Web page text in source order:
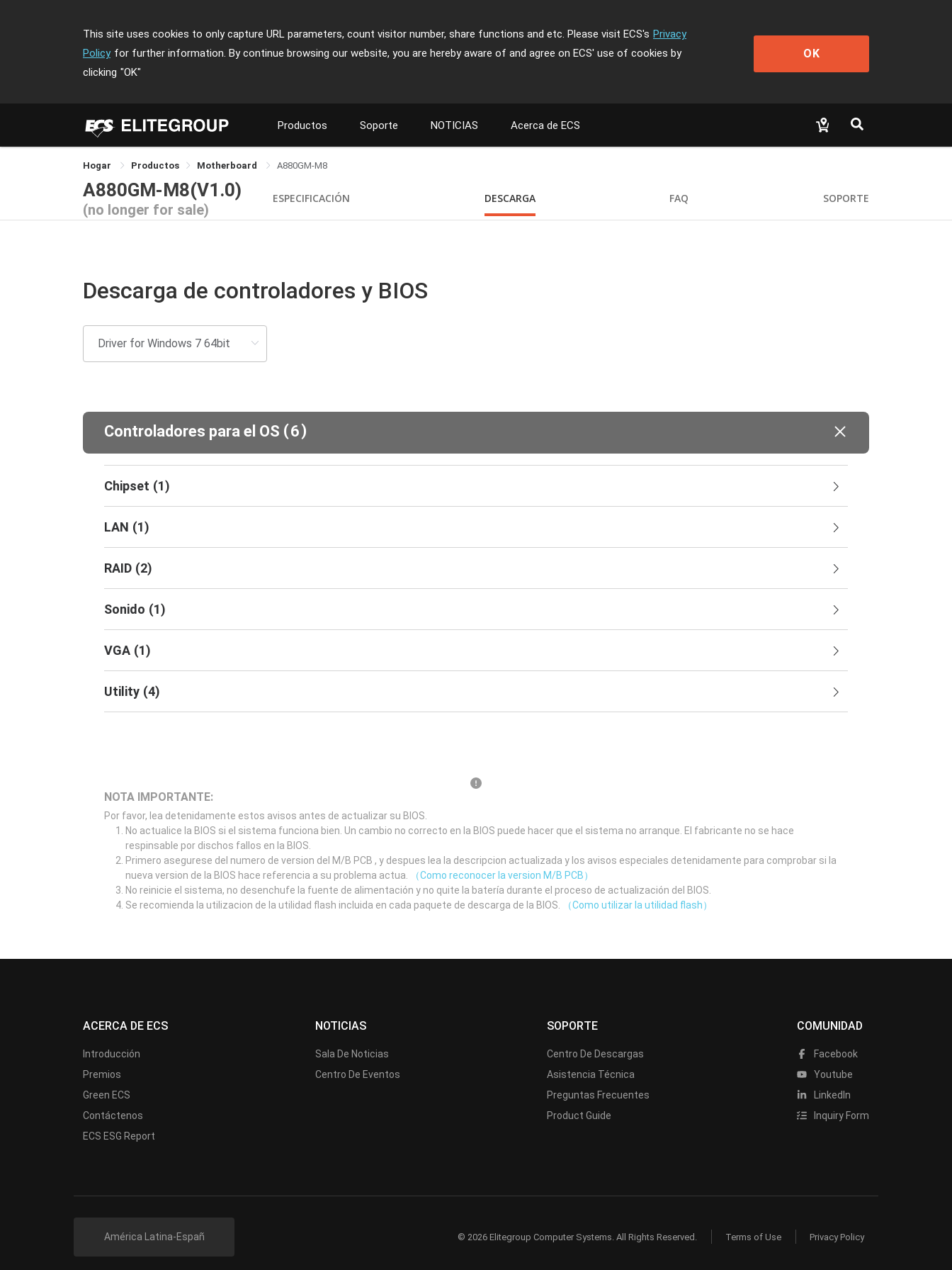
This site uses cookies to only capture URL parameters, count visitor number, share functions and etc. Please visit ECS's Privacy
Policy for further information. By continue browsing our website, you are hereby aware of and agree on ECS' use of cookies by
clicking "OK"
OK
Productos Soporte NOTICIAS Acerca de ECS
Hogar Productos Motherboard A880GM-M8
A880GM-M8(V1.0)
(no longer for sale)
ESPECIFICACIÓN DESCARGA FAQ SOPORTE
Descarga de controladores y BIOS
Controladores para el OS (6)
Chipset (1)
LAN (1)
RAID (2)
Sonido (1)
VGA (1)
Utility (4)
NOTA IMPORTANTE:
Por favor, lea detenidamente estos avisos antes de actualizar su BIOS.
No actualice la BIOS si el sistema funciona bien. Un cambio no correcto en la BIOS puede hacer que el sistema no arranque. El fabricante no se hace
respinsable por dischos fallos en la BIOS.
Primero asegurese del numero de version del M/B PCB , y despues lea la descripcion actualizada y los avisos especiales detenidamente para comprobar si la
nueva version de la BIOS hace referencia a su problema actua.
（Como reconocer la version M/B PCB）
No reinicie el sistema, no desenchufe la fuente de alimentación y no quite la batería durante el proceso de actualización del BIOS.
Se recomienda la utilizacion de la utilidad flash incluida en cada paquete de descarga de la BIOS.
（Como utilizar la utilidad flash）
ACERCA DE ECS
Introducción
Premios
Green ECS
Contáctenos
ECS ESG Report
NOTICIAS
Sala De Noticias
Centro De Eventos
SOPORTE
Centro De Descargas
Asistencia Técnica
Preguntas Frecuentes
Product Guide
COMUNIDAD
Facebook
Youtube
LinkedIn
Inquiry Form
América Latina-Españ © 2026 Elitegroup Computer Systems. All Rights Reserved. Terms of Use Privacy Policy